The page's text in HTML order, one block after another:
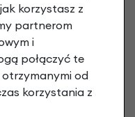
realizowanej
- w
w Sklepie
w systemie
Administrator
korzystasz z
partnerom
i
połączyć te
od
korzystania z